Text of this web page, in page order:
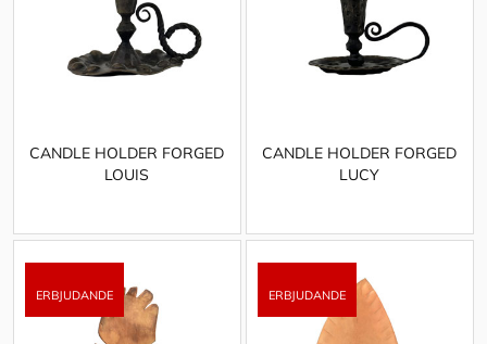
CANDLE HOLDER FORGED
LOUIS
CANDLE HOLDER FORGED
LUCY